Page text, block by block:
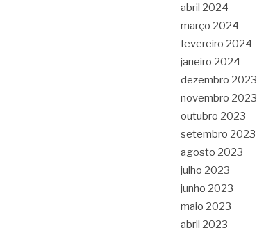
abril 2024
março 2024
fevereiro 2024
janeiro 2024
dezembro 2023
novembro 2023
outubro 2023
setembro 2023
agosto 2023
julho 2023
junho 2023
maio 2023
abril 2023